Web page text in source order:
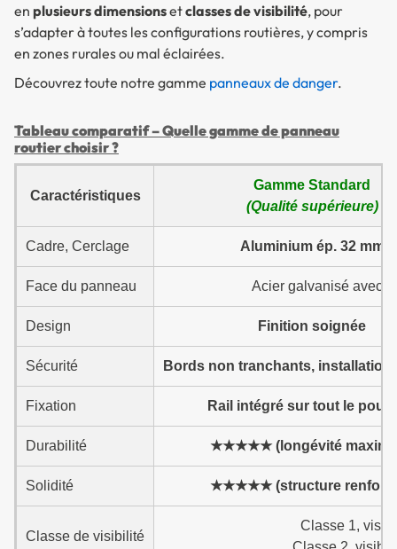
en plusieurs dimensionsetclasses de visibilité, pour
s’adapter à toutes les configurations routières, y compris
en zones rurales ou mal éclairées.
Découvrez toute notre gamme panneaux de danger.
Tableau comparatif – Quelle gamme de panneau
routier choisir ?
Caractéristiques
Gamme Standard
(Qualité supérieure)
Cadre, Cerclage Aluminium ép. 32 mm
Face du panneau Acier galvanisé avec
Design Finition soignée
Sécurité Bords non tranchants, installation
Fixation Rail intégré sur tout le
Durabilité ★★★★★ (longévité
Solidité ★★★★★ (structure
Classe de visibilité
Classe 1,